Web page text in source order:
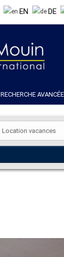
EN DE
RECHERCHE AVANCÉE